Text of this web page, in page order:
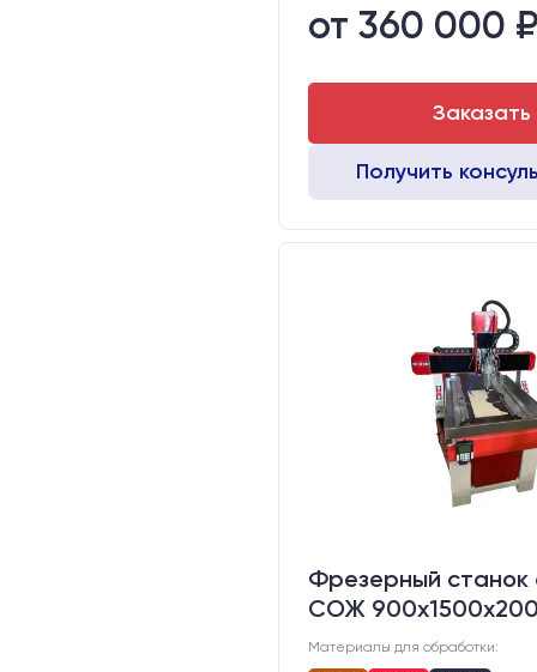
Стол:
Тип стола:
от 360 000 ₽
Заказать
Получить
Фрезерный станок
СОЖ 900х1500х200
Материалы для обработки: